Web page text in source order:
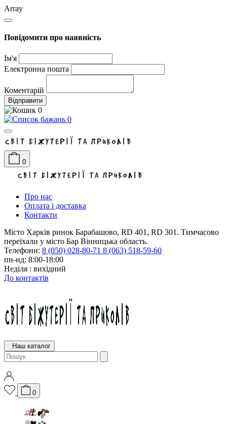
Array
Повідомити про наявність
Ім'я
Електронна пошта
Коментарій
Відправити
0
0
0
Про нас
Оплата і доставка
Контакти
Місто Харків ринок Барабашово, RD 401, RD 301. Тимчасово
переїхали у місто Бар Вінницька область.
Телефони: 8 (050) 028-80-71 8 (063) 518-59-60
пн-нд: 8:00-18:00
Неділя : вихідний
До контактів
Наш каталог
0